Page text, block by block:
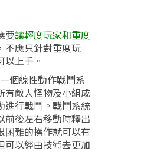
要讓輕度玩家和重度
，不應只針對重度玩
以上手。
個線性動作戰鬥系
有敵人怪物及小組成
進行戰鬥。戰鬥系統
前後左右移動時釋出
困難的操作就可以有
可以經由技術去更加